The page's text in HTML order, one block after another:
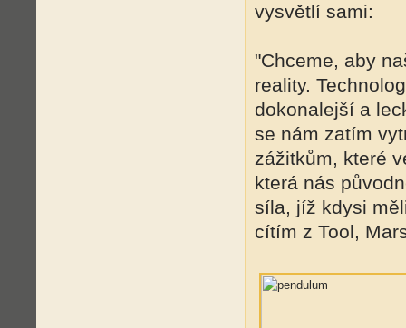
vysvětlí sami:
"Chceme, aby
reality.
dokonalejší a
se nám zatím
zážitkům, které
která nás
síla, jíž kdysi
cítím z Tool,